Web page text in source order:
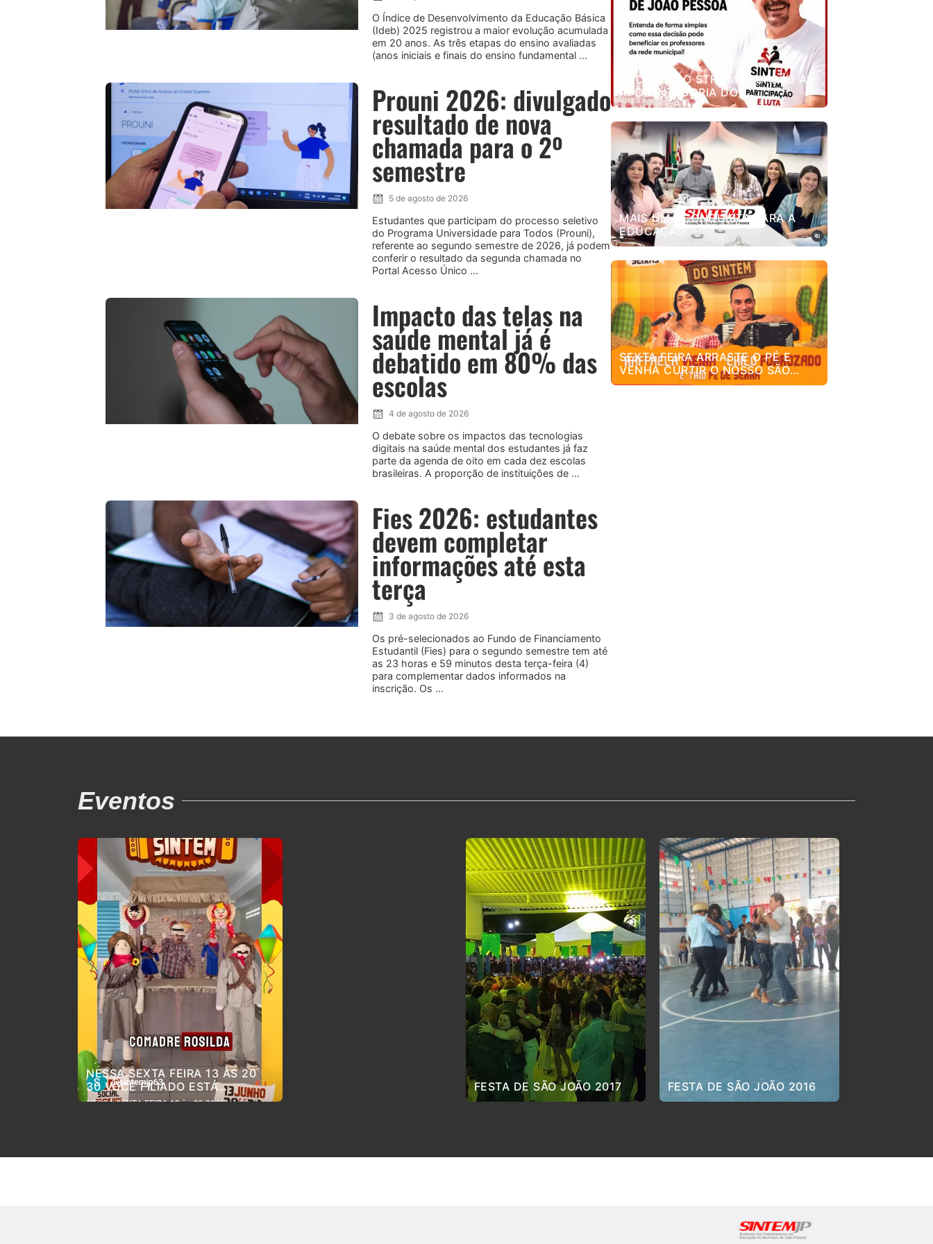
O Índice de Desenvolvimento da Educação Básica
(Ideb) 2025 registrou a maior evolução acumulada
em 20 anos. As três etapas do ensino avaliadas
(anos iniciais e finais do ensino fundamental ...
Prouni 2026: divulgado
resultado de nova
chamada para o 2º
semestre
5 de agosto de 2026
Estudantes que participam do processo seletivo
do Programa Universidade para Todos (Prouni),
referente ao segundo semestre de 2026, já podem
conferir o resultado da segunda chamada no
Portal Acesso Único ...
Impacto das telas na
saúde mental já é
debatido em 80% das
escolas
4 de agosto de 2026
O debate sobre os impactos das tecnologias
digitais na saúde mental dos estudantes já faz
parte da agenda de oito em cada dez escolas
brasileiras. A proporção de instituições de ...
Fies 2026: estudantes
devem completar
informações até esta
terça
3 de agosto de 2026
Os pré-selecionados ao Fundo de Financiamento
Estudantil (Fies) para o segundo semestre tem até
as 23 horas e 59 minutos desta terça-feira (4)
para complementar dados informados na
inscrição. Os ...
DECISÃO DO STF EM RELAÇÃO A
APOSENTADORIA DOS
PROFESSORES.
MAIS UMA CONQUISTA PARA A
EDUCAÇÃO!
SEXTA FEIRA ARRASTE O PÉ E
VENHA CURTIR O NOSSO SÃO
JOÃO DO SINTEM! 🌽🎉
Eventos
NESSA SEXTA FEIRA 13 ÀS 20
30 VOCÊ FILIADO ESTÁ
CONVIDADO PARA O ARRAIÁ DO
FESTA DE SÃO JOÃO 2017 FESTA DE SÃO JOÃO 2016